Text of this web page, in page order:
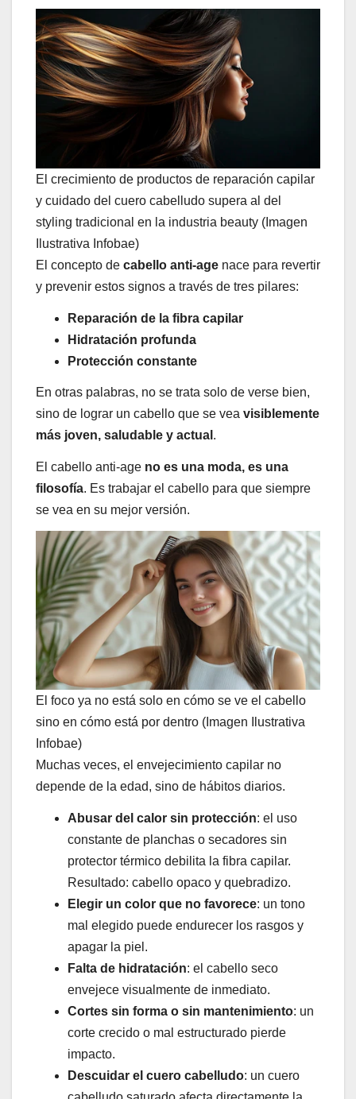
El crecimiento de productos de reparación capilar
y cuidado del cuero cabelludo supera al del
styling tradicional en la industria beauty (Imagen
Ilustrativa Infobae)
El concepto de cabello anti-age nace para revertir
y prevenir estos signos a través de tres pilares:
Reparación de la fibra capilar
Hidratación profunda
Protección constante
En otras palabras, no se trata solo de verse bien,
sino de lograr un cabello que se vea visiblemente
más joven, saludable y actual .
El cabello anti-age no es una moda, es una
filosofía. Es trabajar el cabello para que siempre
se vea en su mejor versión.
El foco ya no está solo en cómo se ve el cabello
sino en cómo está por dentro (Imagen Ilustrativa
Infobae)
Muchas veces, el envejecimiento capilar no
depende de la edad, sino de hábitos diarios.
Abusar del calor sin protección: el uso
constante de planchas o secadores sin
protector térmico debilita la fibra capilar.
Resultado: cabello opaco y quebradizo.
Elegir un color que no favorece: un tono
mal elegido puede endurecer los rasgos y
apagar la piel.
Falta de hidratación: el cabello seco
envejece visualmente de inmediato.
Cortes sin forma o sin mantenimiento: un
corte crecido o mal estructurado pierde
impacto.
Descuidar el cuero cabelludo: un cuero